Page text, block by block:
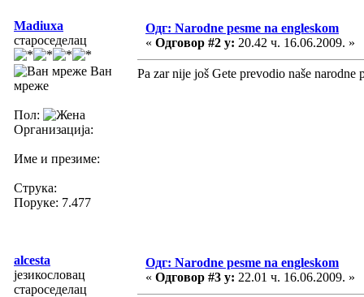
Madiuxa
староседелац
Ван
мреже
Пол:
Организација:
Име и презиме:
Струка:
Поруке: 7.477
Одг: Narodne pesme na engleskom
« Одговор #2 у: 20.42 ч. 16.06.2009. »
Pa zar nije još Gete prevodio naše
alcesta
језикословац
староседелац
Одг: Narodne pesme na engleskom
« Одговор #3 у: 22.01 ч. 16.06.2009. »